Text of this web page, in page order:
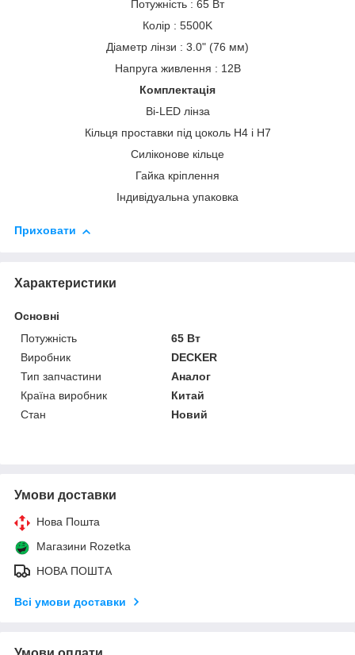
Потужність : 65 Вт
Колір : 5500K
Діаметр лінзи : 3.0" (76 мм)
Напруга живлення : 12В
Комплектація
Bi-LED лінза
Кільця проставки під цоколь Н4 і Н7
Силіконове кільце
Гайка кріплення
Індивідуальна упаковка
Приховати
Характеристики
Основні
Потужність
65 Вт
Виробник
DECKER
Тип запчастини
Аналог
Країна виробник
Китай
Стан
Новий
Умови доставки
Нова Пошта
Магазини Rozetka
НОВА ПОШТА
Всі умови доставки